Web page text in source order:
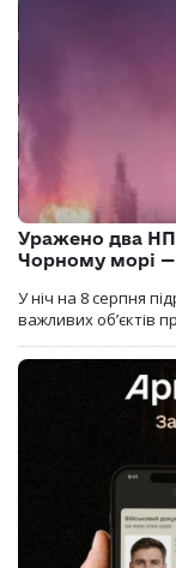
Уражено два
Чорному морі
У ніч на 8 серпня
важливих об’єктів